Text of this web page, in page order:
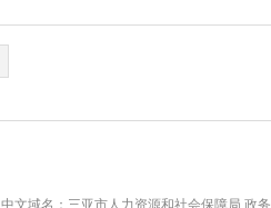
中文域名：三亚市人力资源和社会保障局.政务